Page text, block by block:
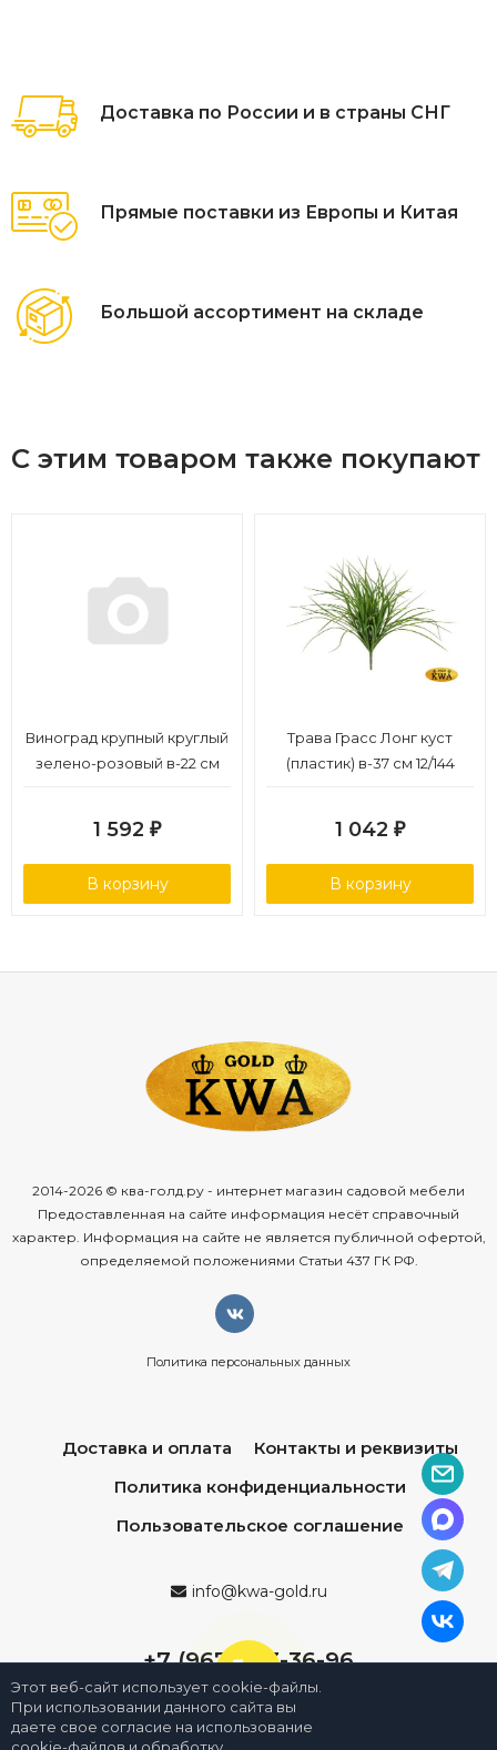
Доставка по России и в страны СНГ
Прямые поставки из Европы и Китая
Большой ассортимент на складе
С этим товаром также покупают
Виноград крупный круглый
зелено-розовый в-22 см
1 592 ₽
В корзину
Трава Грасс Лонг куст
(пластик) в-37 см 12/144
1 042 ₽
В корзину
2014-2026 © ква-голд.ру - интернет магазин садовой мебели
Предоставленная на сайте информация несёт справочный
характер. Информация на сайте не является публичной офертой,
определяемой положениями Статьи 437 ГК РФ.
Политика персональных данных
Доставка и оплата
Контакты и реквизиты
Политика конфиденциальности
Пользовательское соглашение
info@kwa-gold.ru
+7 (967) 013-36-96
Этот веб-сайт использует cookie-файлы.
При использовании данного сайта вы
даете свое согласие на использование